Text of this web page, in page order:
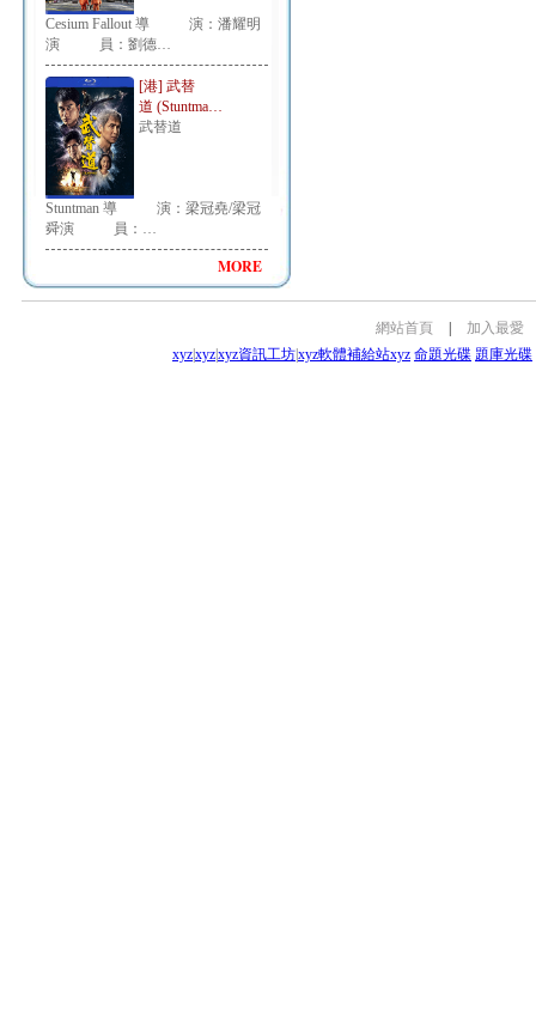
Cesium Fallout 導 演：潘耀明
演 員：劉德…
[港] 武替
道 (Stuntma…
武替道
Stuntman 導 演：梁冠堯/梁冠
舜演 員：…
MORE
網站首頁
加入最愛
xyzxyzxyz資訊工坊xyz軟體補給站xyz 命題光碟 題庫光碟